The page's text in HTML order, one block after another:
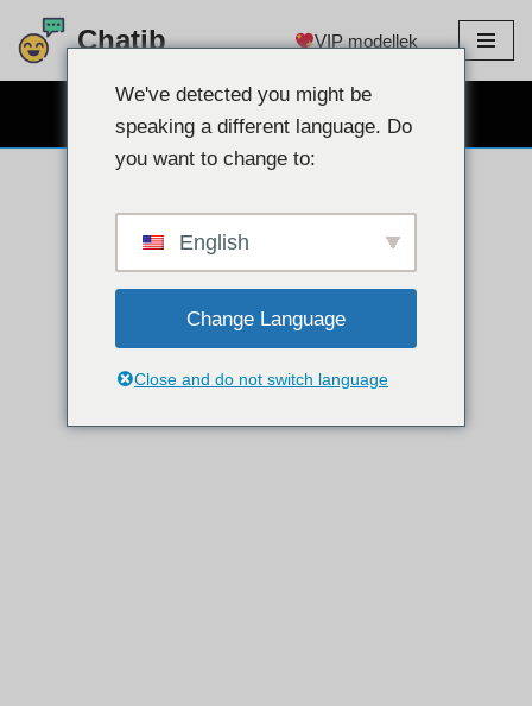
Ugrás
Chatib VIP modellek
We've detected you might be
speaking a different language. Do
you want to change to:
English
Change Language
Close and do not switch language